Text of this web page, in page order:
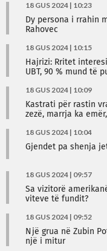
18 GUS 2024 | 10:23
Dy persona i rrahin
Rahovec
18 GUS 2024 | 10:15
Hajrizi: Rritet
UBT, 90 % mund të
18 GUS 2024 | 10:09
Kastrati për rastin
zezë, marrja ka
18 GUS 2024 | 10:04
Gjendet pa shenja
18 GUS 2024 | 09:57
Sa vizitorë
viteve të fundit?
18 GUS 2024 | 09:52
Një grua në Zubin
një i mitur